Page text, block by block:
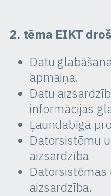
2. tēma EIKT
Datu
apmaiņa.
Datu
informācijas
Ļaundabīgā
Datorsistēmu
aizsardzība
aizsardzība.